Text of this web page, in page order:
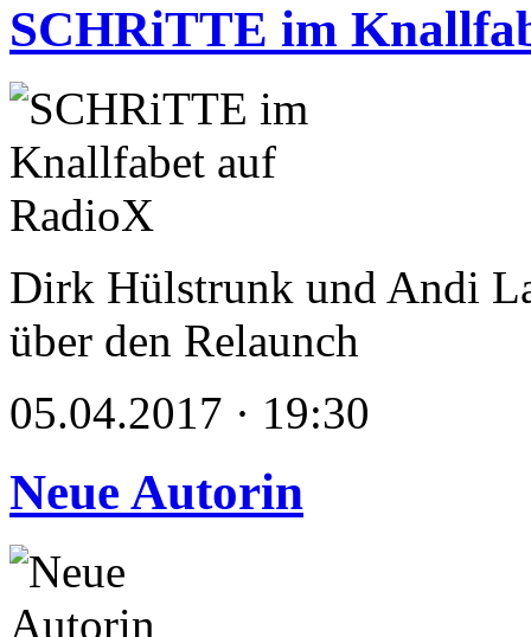
SCHRiTTE im
Dirk Hülstrunk und Andi
über den Relaunch
05.04.2017 · 19:30
Neue Autorin